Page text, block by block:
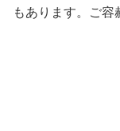
もあります。ご容